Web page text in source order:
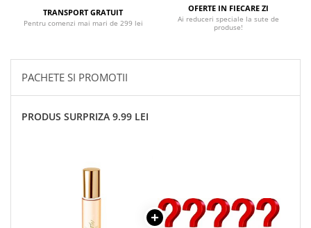
TRANSPORT GRATUIT
Pentru comenzi mai mari de 299 lei
OFERTE IN FIECARE ZI
Ai reduceri speciale la sute de
produse!
PACHETE SI PROMOTII
PRODUS SURPRIZA 9.99 LEI